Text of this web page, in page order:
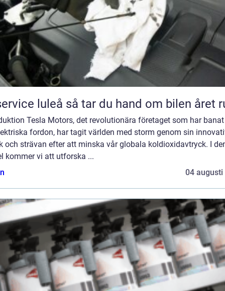
Bilservice luleå så tar du hand om bilen
Tesla Motors, det revolutionära företaget som har
fordon, har tagit världen med storm genom sin
och strävan efter att minska vår globala koldioxidavtryck. I
kommer vi att utforska ...
04 augusti